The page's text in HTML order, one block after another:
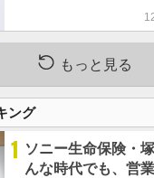
もっと見る
ング
1 ソニー生命保険・
んな時代でも、営